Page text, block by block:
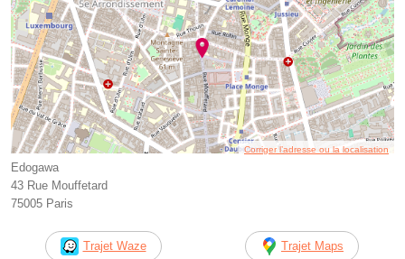
Corriger l’adresse ou la localisation
Edogawa
43 Rue Mouffetard
75005 Paris
Trajet Waze Trajet Maps